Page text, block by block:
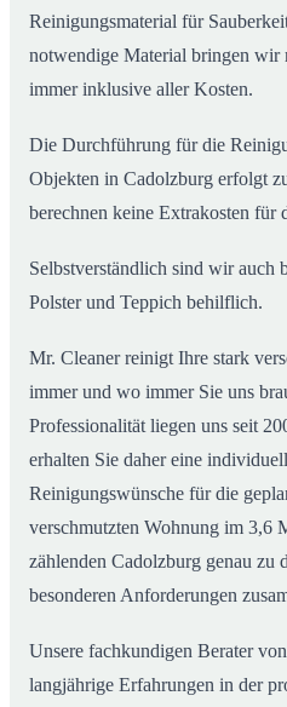
Reinigungsmaterial für
notwendige Material bringen wir
immer inklusive aller Kosten.
Die Durchführung für die
Objekten in Cadolzburg erfolgt
berechnen keine Extrakosten für
Selbstverständlich sind wir auch
Polster und Teppich behilflich.
Mr. Cleaner reinigt Ihre stark
immer und wo immer Sie uns
Professionalität liegen uns seit
erhalten Sie daher eine
Reinigungswünsche für die
verschmutzten Wohnung im 3,6
zählenden Cadolzburg genau zu
besonderen Anforderungen
Unsere fachkundigen Berater
langjährige Erfahrungen in der